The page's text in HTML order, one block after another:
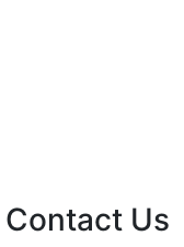
Contact Us